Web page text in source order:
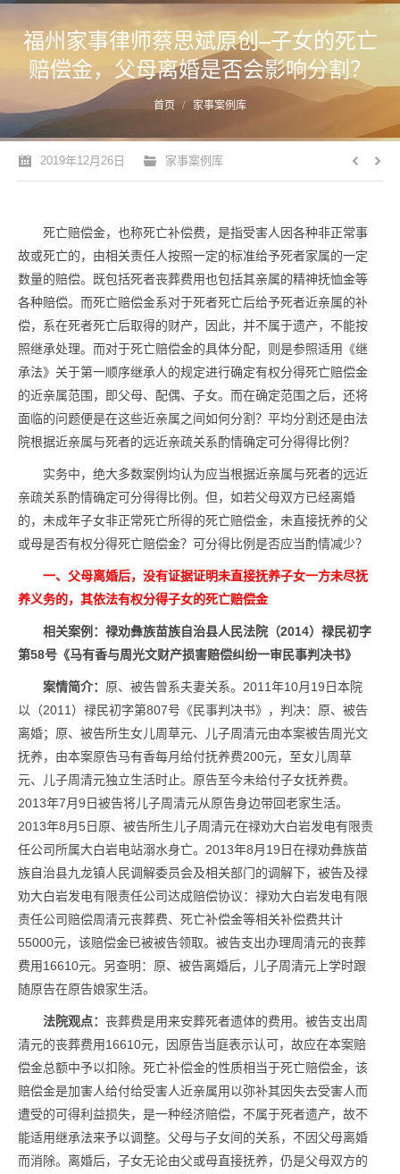
福州家事律师蔡思斌原创–子女的死亡
赔偿金，父母离婚是否会影响分割？
您的位置： 首页 家事案例库
2019年12月26日 家事案例库
死亡赔偿金，也称死亡补偿费，是指受害人因各种非正常事
故或死亡的，由相关责任人按照一定的标准给予死者家属的一定
数量的赔偿。既包括死者丧葬费用也包括其亲属的精神抚恤金等
各种赔偿。而死亡赔偿金系对于死者死亡后给予死者近亲属的补
偿，系在死者死亡后取得的财产，因此，并不属于遗产，不能按
照继承处理。而对于死亡赔偿金的具体分配，则是参照适用《继
承法》关于第一顺序继承人的规定进行确定有权分得死亡赔偿金
的近亲属范围，即父母、配偶、子女。而在确定范围之后，还将
面临的问题便是在这些近亲属之间如何分割？平均分割还是由法
院根据近亲属与死者的远近亲疏关系酌情确定可分得得比例？
实务中，绝大多数案例均认为应当根据近亲属与死者的远近
亲疏关系酌情确定可分得得比例。但，如若父母双方已经离婚
的，未成年子女非正常死亡所得的死亡赔偿金，未直接抚养的父
或母是否有权分得死亡赔偿金？可分得比例是否应当酌情减少？
一、父母离婚后，没有证据证明未直接抚养子女一方未尽抚
养义务的，其依法有权分得子女的死亡赔偿金
相关案例： 禄劝彝族苗族自治县人民法院（2014）禄民初字
第58号 《马有香与周光文财产损害赔偿纠纷一审民事判决书》
案情简介： 原、被告曾系夫妻关系。2011年10月19日本院
以（2011）禄民初字第807号《民事判决书》，判决：原、被告
离婚；原、被告所生女儿周草元、儿子周清元由本案被告周光文
抚养，由本案原告马有香每月给付抚养费200元，至女儿周草
元、儿子周清元独立生活时止。原告至今未给付子女抚养费。
2013年7月9日被告将儿子周清元从原告身边带回老家生活。
2013年8月5日原、被告所生儿子周清元在禄劝大白岩发电有限责
任公司所属大白岩电站溺水身亡。2013年8月19日在禄劝彝族苗
族自治县九龙镇人民调解委员会及相关部门的调解下，被告及禄
劝大白岩发电有限责任公司达成赔偿协议：禄劝大白岩发电有限
责任公司赔偿周清元丧葬费、死亡补偿金等相关补偿费共计
55000元，该赔偿金已被被告领取。被告支出办理周清元的丧葬
费用16610元。另查明：原、被告离婚后，儿子周清元上学时跟
随原告在原告娘家生活。
法院观点： 丧葬费是用来安葬死者遗体的费用。被告支出周
清元的丧葬费用16610元，因原告当庭表示认可，故应在本案赔
偿金总额中予以扣除。死亡补偿金的性质相当于死亡赔偿金，该
赔偿金是加害人给付给受害人近亲属用以弥补其因失去受害人而
遭受的可得利益损失，是一种经济赔偿，不属于死者遗产，故不
能适用继承法来予以调整。父母与子女间的关系，不因父母离婚
而消除。离婚后，子女无论由父或母直接抚养，仍是父母双方的